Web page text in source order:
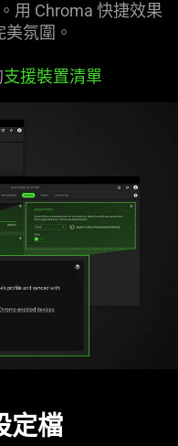
用 Chroma 快捷效果
美氛圍 。
支援裝置清單
定檔